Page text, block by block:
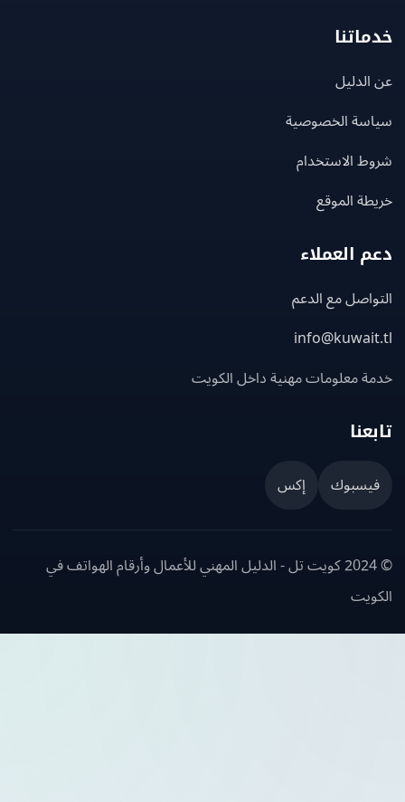
الخصوصية
الاستخدام
الموقع
العملاء
مع الدعم
معلومات مهنية داخل الكويت
إكس
© 2024 كويت تل - الدليل المهني للأعمال وأرقام الهواتف في